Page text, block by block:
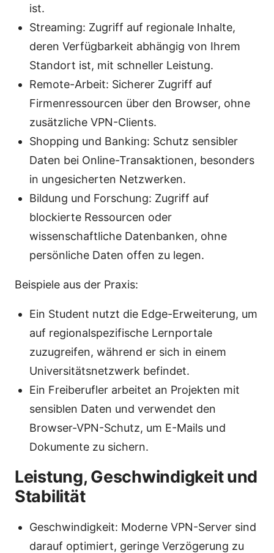
ist.
Streaming: Zugriff auf regionale Inhalte,
deren Verfügbarkeit abhängig von Ihrem
Standort ist, mit schneller Leistung.
Remote-Arbeit: Sicherer Zugriff auf
Firmenressourcen über den Browser, ohne
zusätzliche VPN-Clients.
Shopping und Banking: Schutz sensibler
Daten bei Online-Transaktionen, besonders
in ungesicherten Netzwerken.
Bildung und Forschung: Zugriff auf
blockierte Ressourcen oder
wissenschaftliche Datenbanken, ohne
persönliche Daten offen zu legen.
Beispiele aus der Praxis:
Ein Student nutzt die Edge-Erweiterung, um
auf regionalspezifische Lernportale
zuzugreifen, während er sich in einem
Universitätsnetzwerk befindet.
Ein Freiberufler arbeitet an Projekten mit
sensiblen Daten und verwendet den
Browser-VPN-Schutz, um E-Mails und
Dokumente zu sichern.
Leistung, Geschwindigkeit und
Stabilität
Geschwindigkeit: Moderne VPN-Server sind
darauf optimiert, geringe Verzögerung zu